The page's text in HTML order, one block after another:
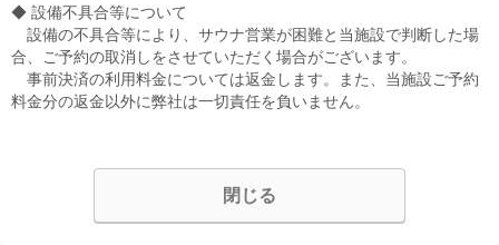
◆ 設備不具合等について
設備の不具合等により、サウナ営業が困難と当施設で判断した場
合、ご予約の取消しをさせていただく場合がございます。
事前決済の利用料金については返金します。また、当施設ご予約
料金分の返金以外に弊社は一切責任を負いません。
閉じる